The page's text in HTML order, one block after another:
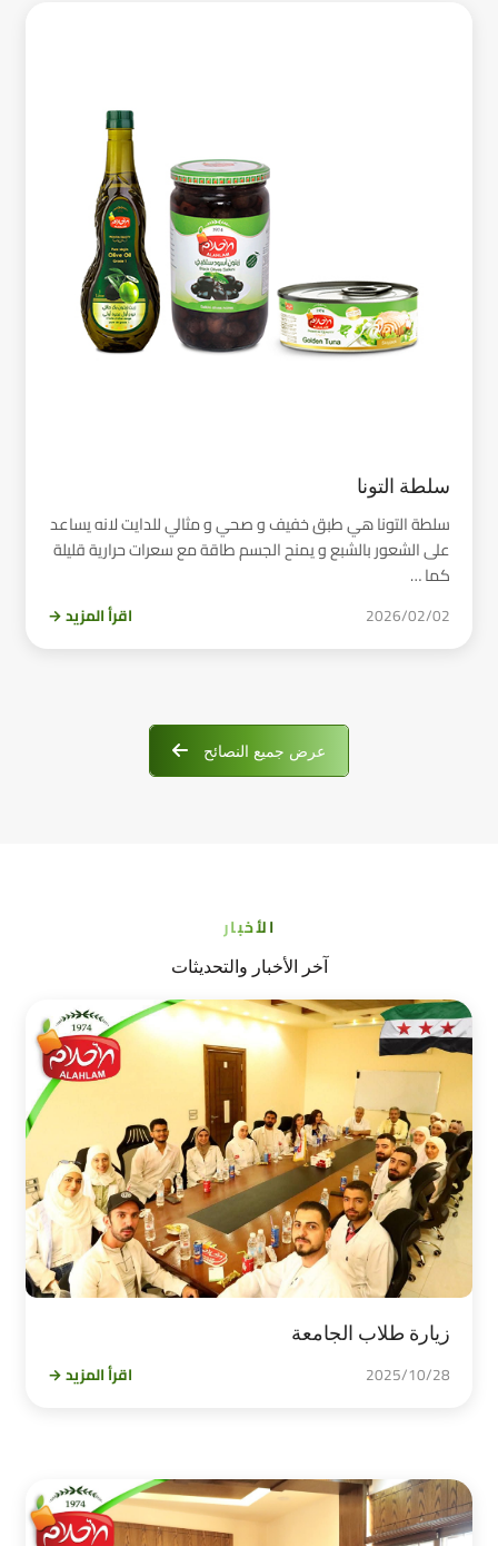
سلطة التونا
سلطة التونا هي طبق خفيف و صحي و مثالي للدايت لانه يساعد
على الشعور بالشبع و يمنح الجسم طاقة مع سعرات حرارية قليلة
كما …
2026/02/02 اقرأ المزيد →
عرض جميع النصائح
الأخبار
آخر الأخبار والتحديثات
زيارة طلاب الجامعة
2025/10/28 اقرأ المزيد →